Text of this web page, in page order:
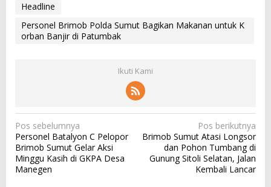
Headline
Personel Brimob Polda Sumut Bagikan Makanan untuk K
orban Banjir di Patumbak
Ikuti Kami
N
a
v
i
Pos sebelumnya
Personel Batalyon C Pelopor
Brimob Sumut Gelar Aksi
Minggu Kasih di GKPA Desa
Manegen
Pos berikutnya
Brimob Sumut Atasi Longsor
dan Pohon Tumbang di
Gunung Sitoli Selatan, Jalan
Kembali Lancar